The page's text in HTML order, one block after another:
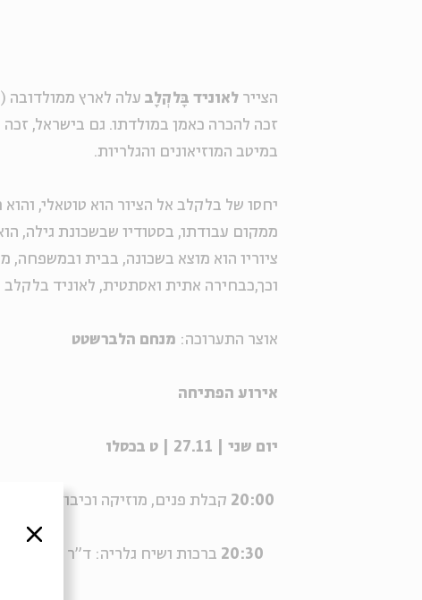
הצייר לאוניד בָּלקְלָב עלה לארץ ממולדובה
זכה להכרה כאמן במולדתו. גם בישראל, זכה
במיטב המוזיאונים והגלריות.
יחסו של בלקלב אל הציור הוא טוטאלי,
ממקום עבודתו, בסטודיו שבשכונת גילה,
ציוריו הוא מוצא בשכונה, בבית ובמשפחה,
וכך,כבחירה אתית ואסתטית, לאוניד
אוצר התערוכה: מנחם הלברשטט
אירוע הפתיחה
יום שני | 27.11 | ט בכסלו
20:00 קבלת פנים, מוזיקה וכיבוד קל
20:30 ברכות ושיח גלריה: ד"ר
סגור